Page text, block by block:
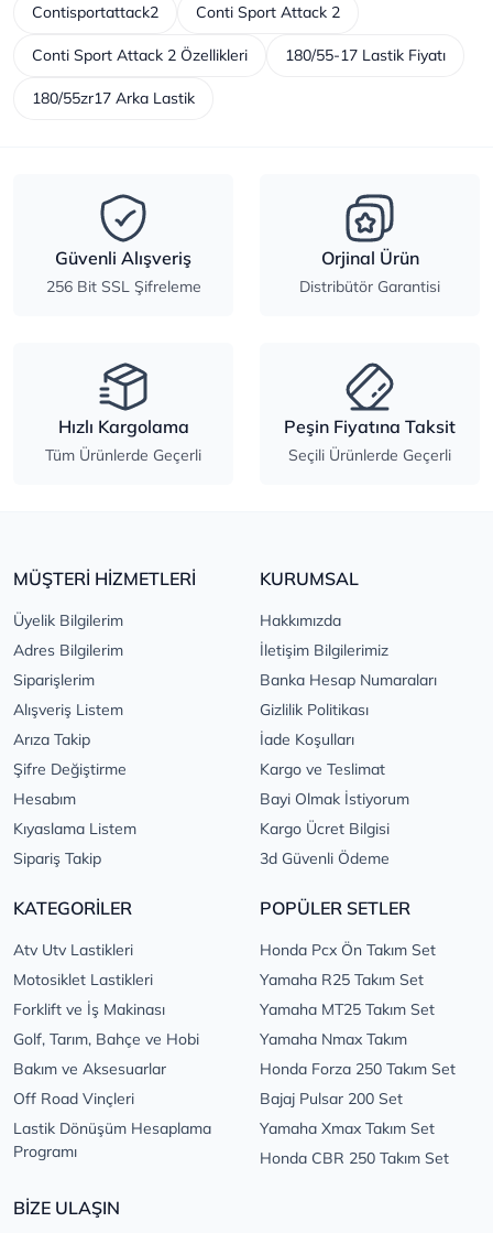
Contisportattack2 Conti Sport Attack 2
Conti Sport Attack 2 Özellikleri 180/55-17 Lastik Fiyatı
180/55zr17 Arka Lastik
Güvenli Alışveriş
256 Bit SSL Şifreleme
Orjinal Ürün
Distribütör Garantisi
Hızlı Kargolama
Tüm Ürünlerde Geçerli
Peşin Fiyatına Taksit
Seçili Ürünlerde Geçerli
MÜŞTERİ HİZMETLERİ
Üyelik Bilgilerim
Adres Bilgilerim
Siparişlerim
Alışveriş Listem
Arıza Takip
Şifre Değiştirme
Hesabım
Kıyaslama Listem
Sipariş Takip
KURUMSAL
Hakkımızda
İletişim Bilgilerimiz
Banka Hesap Numaraları
Gizlilik Politikası
İade Koşulları
Kargo ve Teslimat
Bayi Olmak İstiyorum
Kargo Ücret Bilgisi
3d Güvenli Ödeme
KATEGORİLER
Atv Utv Lastikleri
Motosiklet Lastikleri
Forklift ve İş Makinası
Golf, Tarım, Bahçe ve Hobi
Bakım ve Aksesuarlar
Off Road Vinçleri
Lastik Dönüşüm Hesaplama
Programı
POPÜLER SETLER
Honda Pcx Ön Takım Set
Yamaha R25 Takım Set
Yamaha MT25 Takım Set
Yamaha Nmax Takım
Honda Forza 250 Takım Set
Bajaj Pulsar 200 Set
Yamaha Xmax Takım Set
Honda CBR 250 Takım Set
BİZE ULAŞIN